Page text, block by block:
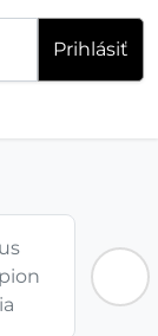
Prihlásiť